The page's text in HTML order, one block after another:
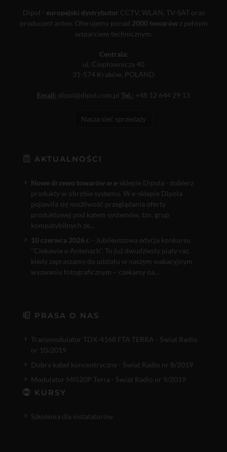
Dipol - europejski dystrybutor CCTV, WLAN, TV-SAT oraz
producent anten. Oferujemy ponad 2000 towarówz pełnym
wsparciem technicznym.
Centrala:
ul. Ciepłownicza 40
31-574 Kraków, POLAND
Email: dipol@dipol.com.pl Tel.: +48 12 644 29 13
Nasza sieć sprzedaży
AKTUALNOŚCI
Nowe drzewo towarów w e-sklepie Dipola - dobierz
produkty w obrębie systemu. W e-sklepie Dipola
pojawiła się możliwość przeglądania oferty
produktowej pod kątem systemów, tzn. grup
kompatybilnych ze...
10 czerwca 2026 r. - Jubileuszowa edycja konkursu
"Ciekawie o Antenach". To już dwudziesty piąty raz,
kiedy zapraszamy do udziału w naszym wakacyjnym
wyzwaniu fotograficznym – czekamy na...
PRASA O NAS
Transmodulator TDX-4168 FTA TERRA - Świat Radio
nr 10/2019
Dobry kabel koncentryczny - Świat Radio nr 8/2019
Modulator MI520P Terra - Świat Radio nr 9/2019
KURSY
Szkolenia dla instalatorów